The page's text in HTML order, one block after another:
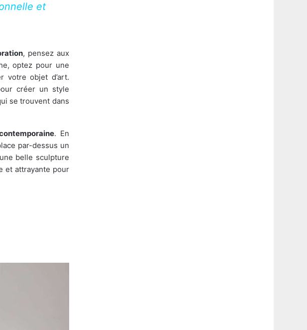
et
, pensez aux
optez pour une
votre objet d’art.
créer un style
se trouvent dans
. En
par-dessus un
belle sculpture
et attrayante pour